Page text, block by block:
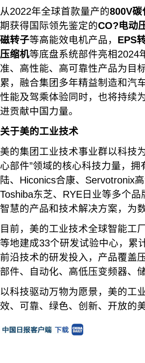
从2022年全球首款量产的800V
期获得国际领先鉴定的CO?电动
磁转子等高能效电机产品， EPS
压缩机等底盘系统部件亮相2024
准、高性能、高可靠性产品为目
累，融合集团多年精益制造和汽
性能及驾乘体验同时，也将持续
进贡献中国力量。
关于美的工业技术
美的集团工业技术事业群以科技
心部件”领域的核心科技力量，
陆、Hiconics合康、Servotronix
Toshiba东芝、RYE日业等多个
智慧的产品和技术解决方案，为
目前，美的工业技术全球智能工
等地建成33个研发试验中心，累
前沿技术的研发投入，产品覆盖
部件、自动化、高低压变频器、
以科技驱动万物为愿景，美的工
效、可靠、绿色、创新、开放的